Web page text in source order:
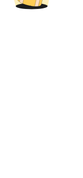
USDT Flexible